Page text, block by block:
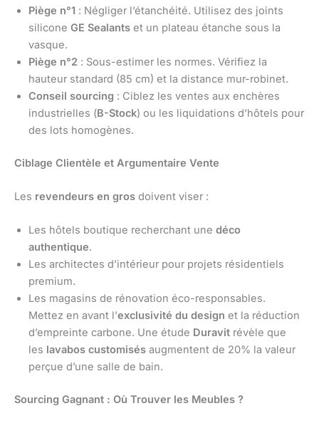
Piège n°1 : Négliger l’étanchéité. Utilisez des joints
silicone GE Sealants et un plateau étanche sous la
vasque.
Piège n°2 : Sous-estimer les normes. Vérifiez la
hauteur standard (85 cm) et la distance mur-robinet.
Conseil sourcing : Ciblez les ventes aux enchères
industrielles (B-Stock) ou les liquidations d’hôtels pour
des lots homogènes.
Ciblage Clientèle et Argumentaire Vente
Les revendeurs en gros doivent viser :
Les hôtels boutique recherchant une déco
authentique.
Les architectes d’intérieur pour projets résidentiels
premium.
Les magasins de rénovation éco-responsables.
Mettez en avant l’exclusivité du design et la réduction
d’empreinte carbone. Une étude Duravit révèle que
les lavabos customisés augmentent de 20% la valeur
perçue d’une salle de bain.
Sourcing Gagnant : Où Trouver les Meubles ?